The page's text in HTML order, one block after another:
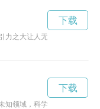
力之大让人无法想象。本文
下载
知领域，科学家们正在努力探
下载